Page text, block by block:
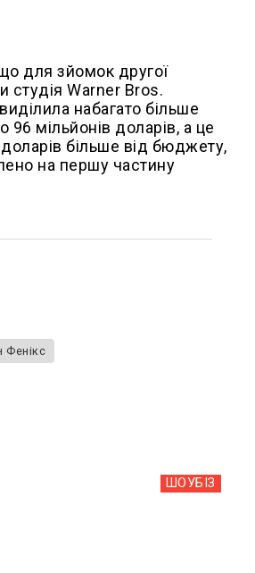
для зйомок другої
студія Warner Bros.
набагато більше
96 мільйонів доларів, а це
більше від бюджету,
на першу частину
Фенікс
ШОУБIЗ